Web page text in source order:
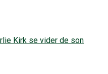
Kirk se vider de son